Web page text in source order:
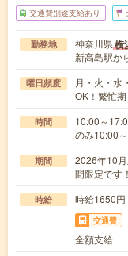
交通費別途支給あり
勤務地 神奈川県横
新高島駅か
曜日頻度
月・火・水
OK！繁忙
時間
10:00～
のみ10:00
期間
2026年10
間限定です
時給 時給1650
交通費
全額支給